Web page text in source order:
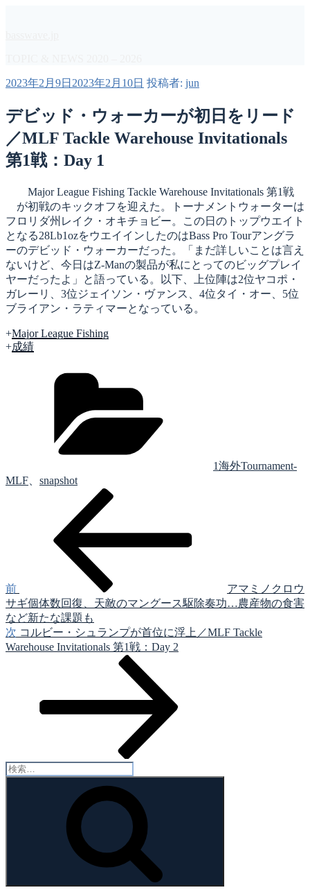
へ
キ
プ
投
日:
2023年2月9日 2023年2月10日 投稿者: jun
デビッド・ウォーカーが初日をリード
／MLF Tackle Warehouse Invitationals
第1戦：Day 1
Major League Fishing Tackle Warehouse Invitationals 第1戦
が初戦のキックオフを迎えた。トーナメントウォーターは
フロリダ州レイク・オキチョビー。この日のトップウエイト
となる28Lb1ozをウエイインしたのはBass Pro Tourアングラ
ーのデビッド・ウォーカーだった。「まだ詳しいことは言え
ないけど、今日はZ-Manの製品が私にとってのビッグプレイ
ヤーだったよ」と語っている。以下、上位陣は2位ヤコポ・
ガレーリ、3位ジェイソン・ヴァンス、4位タイ・オー、5位
ブライアン・ラティマーとなっている。
+Major League Fishing
+成績
1海外Tournament-
MLF
snapshot
ゲ
ー
シ
ョ
前
アマミノクロウ
サギ個体数回復、天敵のマングース駆除奏功…農産物の食害
など新たな課題も
次
の
次 コルビー・シュランプが首位に浮上／MLF Tackle
Warehouse Invitationals 第1戦：Day 2
検